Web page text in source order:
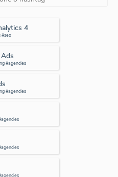
4
#agencies
#agencies